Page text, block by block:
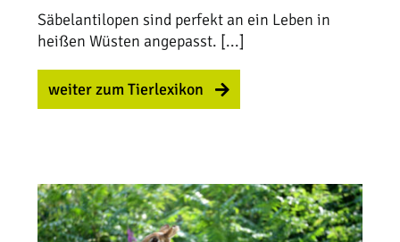
Säbelantilopen sind perfekt an ein Leben in
heißen Wüsten angepasst. [...]
weiter zum Tierlexikon